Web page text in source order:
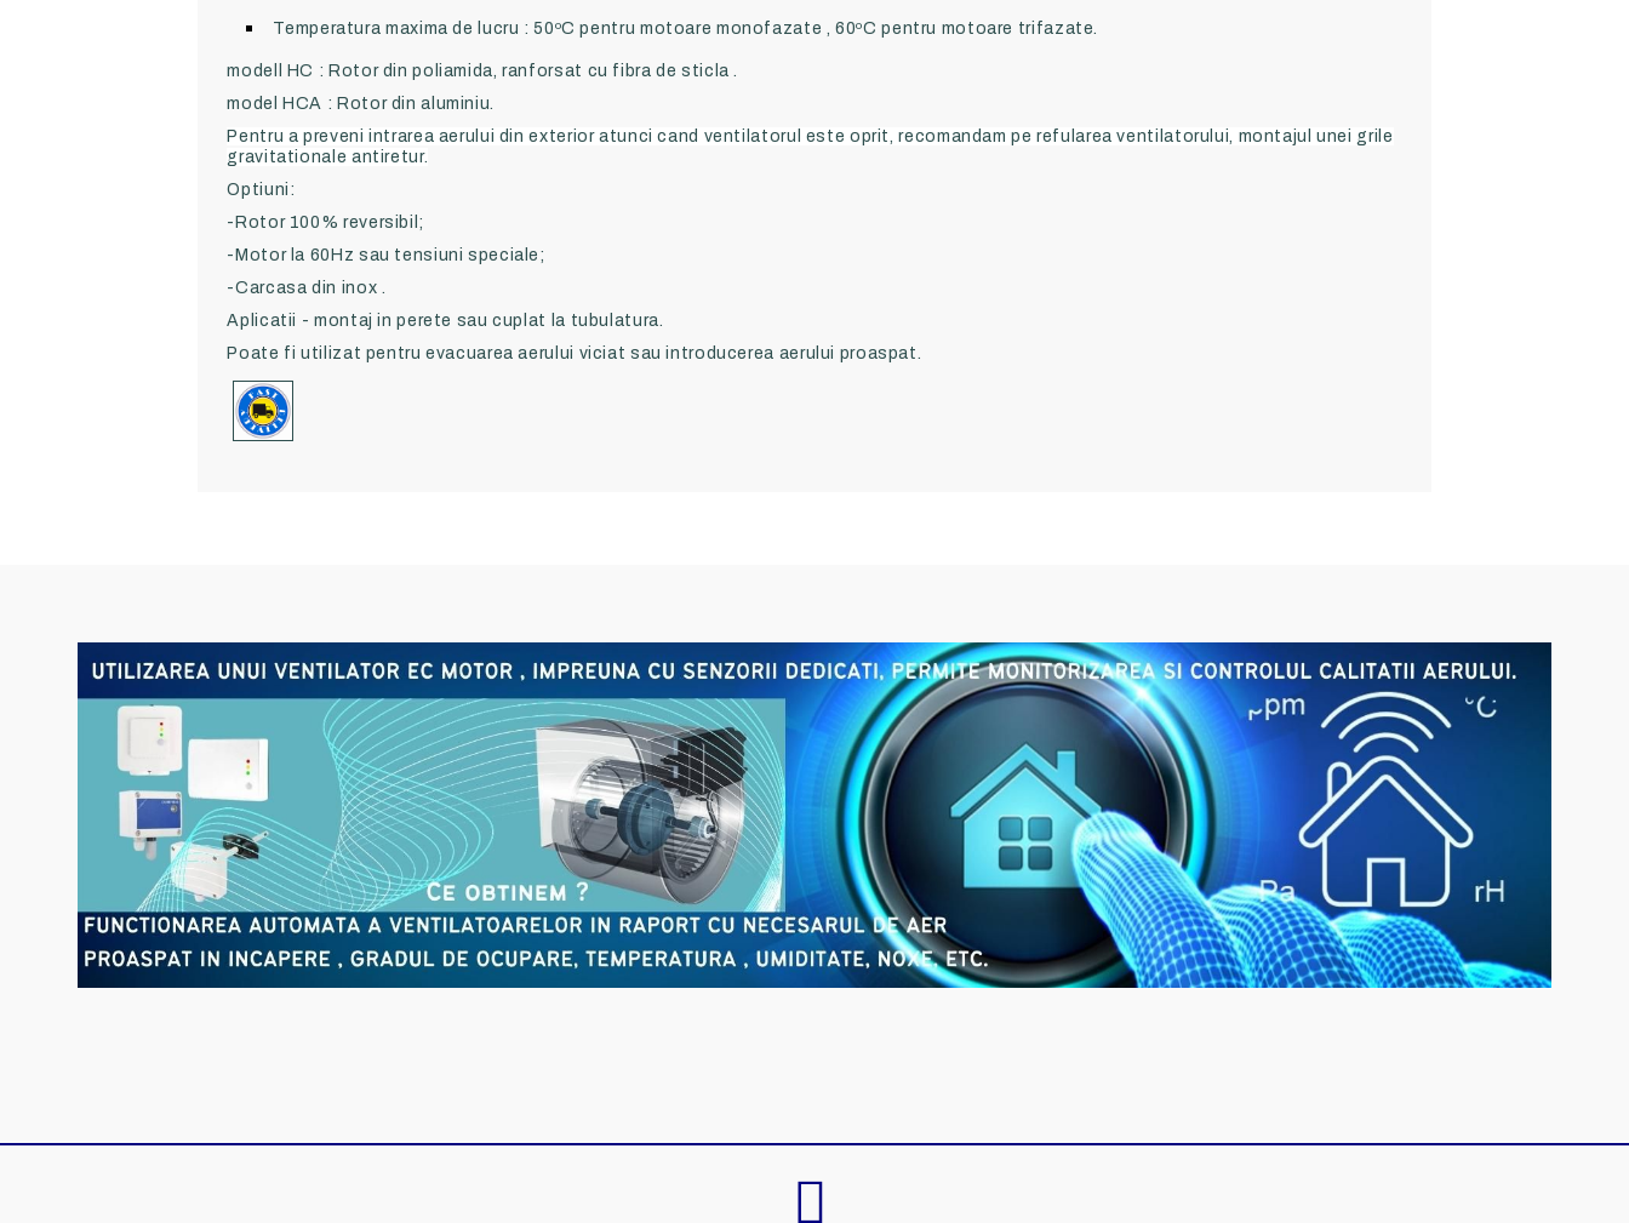
Temperatura maxima de lucru :50ºC pentru motoare monofazate , 60ºC pentru motoare trifazate.
modell HC : Rotor din poliamida, ranforsat cu fibra de sticla .
model HCA : Rotor din aluminiu.
Pentru a preveni intrarea aerului din exterior atunci cand ventilatorul este oprit, recomandam pe refularea ventilatorului, montajul unei grile
gravitationale antiretur.
Optiuni:
-Rotor 100% reversibil;
-Motor la 60Hz sau tensiuni speciale;
-Carcasa din inox .
Aplicatii - montaj in perete sau cuplat la tubulatura.
Poate fi utilizat pentru evacuarea aerului viciat sau introducerea aerului proaspat.